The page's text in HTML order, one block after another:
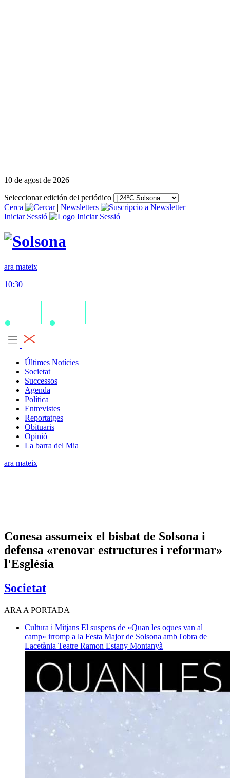
10 de agost de 2026
Seleccionar edición del periódico
Cerca
| Newsletters
|
Iniciar Sessió
ara mateix
10:30
Últimes Notícies
Societat
Successos
Agenda
Política
Entrevistes
Reportatges
Obituaris
Opinió
La barra del Mia
ara mateix
Conesa assumeix el bisbat de Solsona i
defensa «renovar estructures i reformar»
l'Església
Societat
ARA A PORTADA
Cultura i Mitjans El suspens de «Quan les oques van al
camp» irromp a la Festa Major de Solsona amb l'obra de
Lacetània Teatre Ramon Estany Montanyà